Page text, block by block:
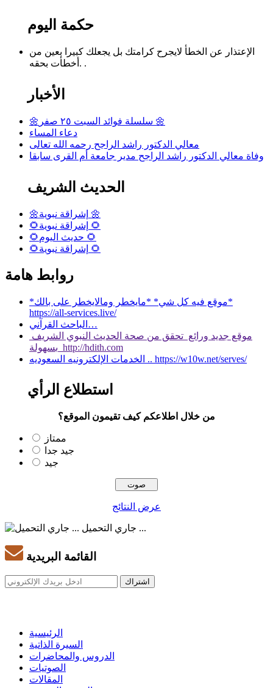
حكمة اليوم
الإعتذار عن الخطأ لايجرح كرامتك بل يجعلك كبيرا بعين من
أخطأت بحقه. .
الأخبار
🌼سلسلة فوائد السبت ٢٥ صفر 🌼
دعاء المساء
معالي الدكتور راشد الراجح رحمه الله تعالى
وفاة معالي الدكتور راشد الراجح مدير جامعة أم القرى سابقا
الحديث الشريف
🌼إشراقة نبوية 🌼
🌻إشراقة نبوية 🌻
🌻حديث اليوم 🌻
🌻إشراقة نبوية 🌻
روابط هامة
*موقع فيه كل شي* *مايخطر ومالايخطر على بالك*
https://all-services.live/
الباحث القرآني…
موقع جديد ورائع تحقق من صحة الحديث النبوي الشريف
بسهولة http://hdith.com
الخدمات الإلكترونيه السعوديه .. https://w10w.net/serves/
استطلاع الرأي
من خلال اطلاعكم كيف تقيمون الموقع؟
ممتاز
جيد جدا
جيد
عرض النتائج
جاري التحميل ...
القائمة البريدية
الرئيسية
السيرة الذاتية
الدروس والمحاضرات
الصوتيات
المقالات